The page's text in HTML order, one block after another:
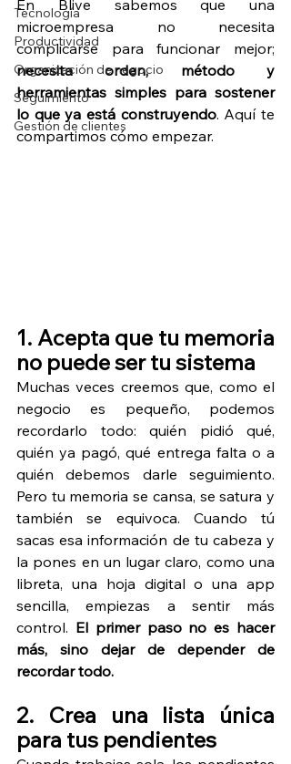
Tecnología
Productividad
Organización de negocio
Seguimiento
Gestión de clientes
En Blive sabemos que una
microempresa no necesita
necesita orden, método y
herramientas simples para sostener
lo que ya está construyendo. Aquí te
compartimos cómo empezar.
1. Acepta que tu memoria
no puede ser tu sistema
Muchas veces creemos que, como el
negocio es pequeño, podemos
recordarlo todo: quién pidió qué,
quién ya pagó, qué entrega falta o a
quién debemos darle seguimiento.
Pero tu memoria se cansa, se satura y
también se equivoca. Cuando tú
sacas esa información de tu cabeza y
la pones en un lugar claro, como una
libreta, una hoja digital o una app
sencilla, empiezas a sentir más
control. El primer paso no es hacer
más, sino dejar de depender de
recordar todo.
2. Crea una lista única
para tus pendientes